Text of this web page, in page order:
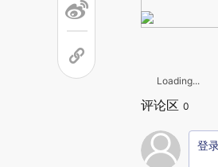
Loading...
评论区 0
登